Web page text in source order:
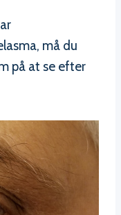
må du
på at se efter